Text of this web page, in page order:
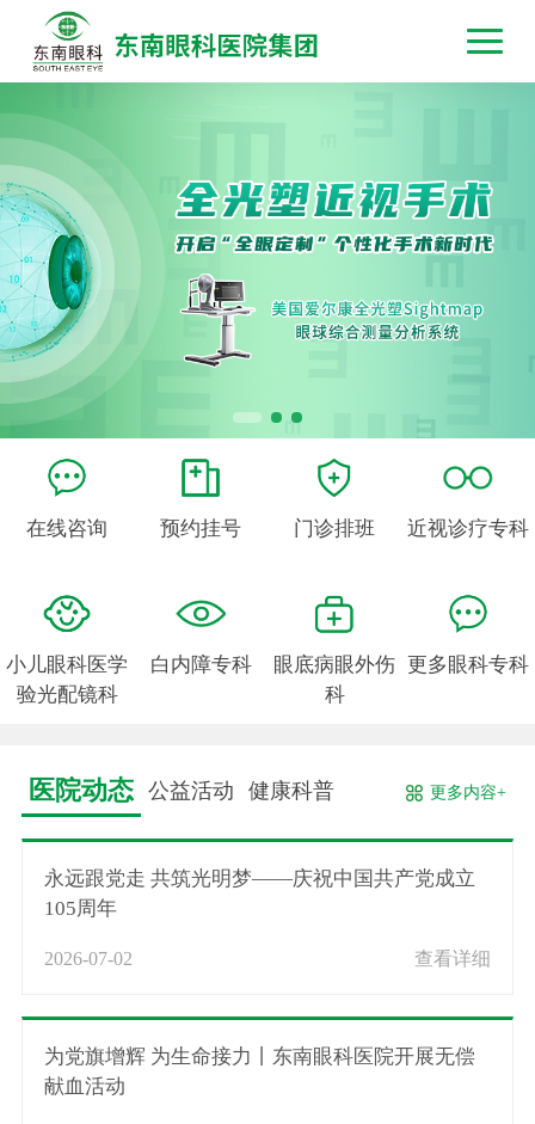
在线咨询 预约挂号 门诊排班 近视诊疗专科
小儿眼科医学
验光配镜科
白内障专科
眼底病眼外伤
科
更多眼科专科
医院动态 公益活动 健康科普 更多内容+
永远跟党走 共筑光明梦——庆祝中国共产党成立
105周年
2026-07-02 查看详细
为党旗增辉 为生命接力丨东南眼科医院开展无偿
献血活动